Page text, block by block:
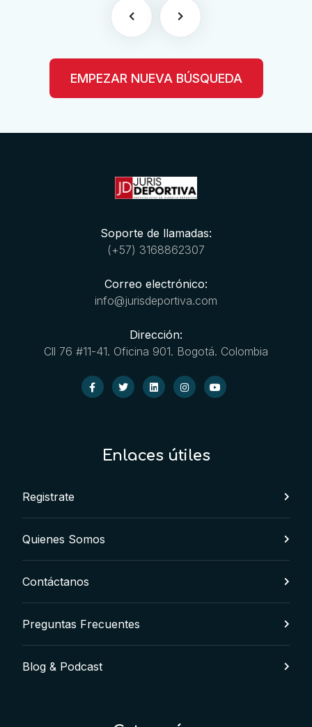
EMPEZAR NUEVA BÚSQUEDA
Soporte de llamadas:
(+57) 3168862307
Correo electrónico:
info@jurisdeportiva.com
Dirección:
Cll 76 #11-41. Oficina 901. Bogotá. Colombia
Enlaces útiles
Registrate
Quienes Somos
Contáctanos
Preguntas Frecuentes
Blog & Podcast